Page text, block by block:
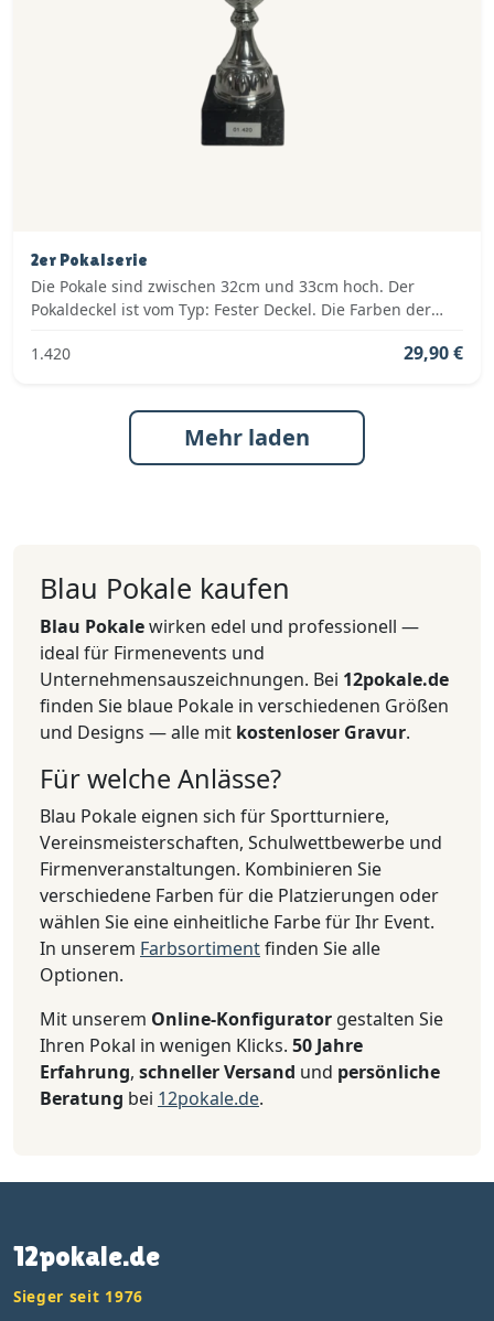
2er Pokalserie
Die Pokale sind zwischen 32cm und 33cm hoch. Der
Pokaldeckel ist vom Typ: Fester Deckel. Die Farben der
1.420
29,90 €
Mehr laden
Blau Pokale kaufen
Blau Pokalewirken edel und professionell —
ideal für Firmenevents und
Unternehmensauszeichnungen. Bei 12pokale.de
finden Sie blaue Pokale in verschiedenen Größen
und Designs — alle mit kostenloser Gravur.
Für welche Anlässe?
Blau Pokale eignen sich für Sportturniere,
Vereinsmeisterschaften, Schulwettbewerbe und
Firmenveranstaltungen. Kombinieren Sie
verschiedene Farben für die Platzierungen oder
wählen Sie eine einheitliche Farbe für Ihr Event.
In unserem Farbsortimentfinden Sie alle
Optionen.
Mit unserem Online-Konfigurator gestalten Sie
Ihren Pokal in wenigen Klicks. 50 Jahre
Erfahrung, schneller Versand und persönliche
Beratung bei 12pokale.de.
12pokale.de
Sieger seit 1976